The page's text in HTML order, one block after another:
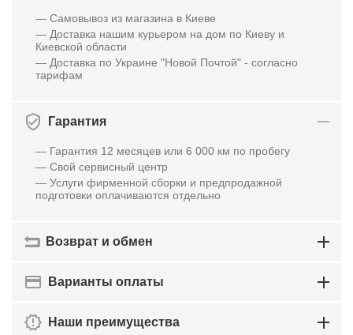
— Самовывоз из магазина в Киеве
— Доставка нашим курьером на дом по Киеву и
Киевской области
— Доставка по Украине "Новой Почтой" - согласно
тарифам
Гарантия
— Гарантия 12 месяцев или 6 000 км по пробегу
— Свой сервисный центр
— Услуги фирменной сборки и предпродажной
подготовки оплачиваются отдельно
Возврат и обмен
Варианты оплаты
Наши преимущества